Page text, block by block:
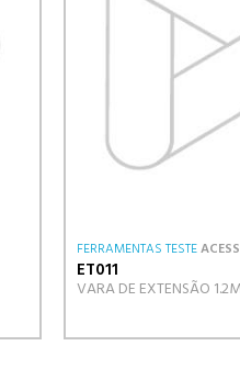
FERRAMENTAS TESTE
ET011
VARA DE EXTENSÃO